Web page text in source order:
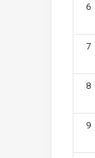
6
7
8
9